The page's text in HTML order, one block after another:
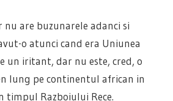
nu are buzunarele adanci si
o atunci cand era Uniunea
un iritant, dar nu este, cred, o
lung pe continentul african in
timpul Razboiului Rece.